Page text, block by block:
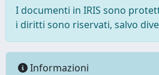
I documenti in IRIS sono
i diritti sono riservati, salvo
Informazioni